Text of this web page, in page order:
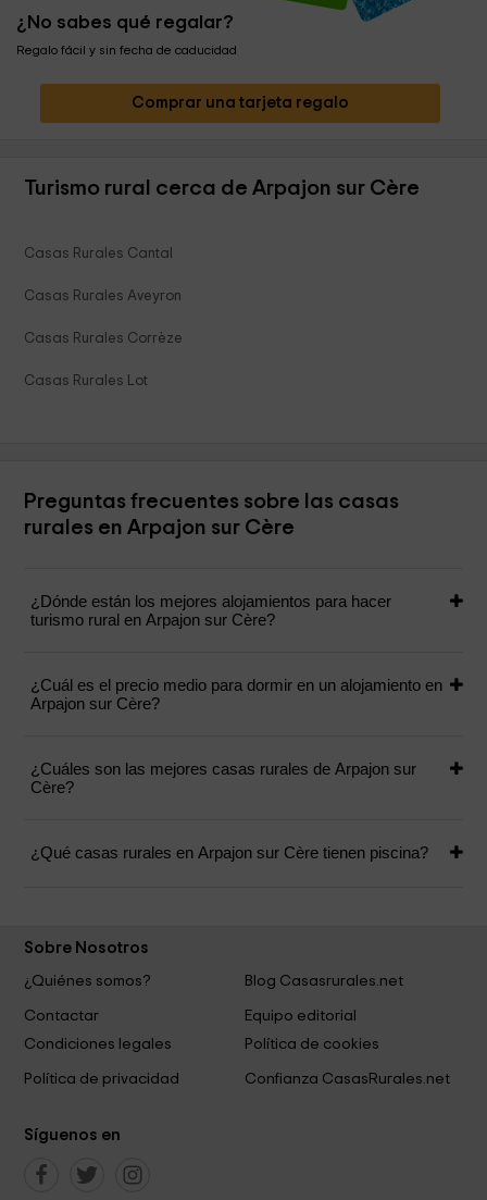
¿No sabes qué regalar?
Regalo fácil y sin fecha de caducidad
Comprar una tarjeta regalo
Turismo rural cerca de Arpajon sur Cère
Casas Rurales Cantal
Casas Rurales Aveyron
Casas Rurales Corrèze
Casas Rurales Lot
Preguntas frecuentes sobre las casas
rurales en Arpajon sur Cère
¿Dónde están los mejores alojamientos para hacer
turismo rural en Arpajon sur Cère?
¿Cuál es el precio medio para dormir en un alojamiento en
Arpajon sur Cère?
¿Cuáles son las mejores casas rurales de Arpajon sur
Cère?
¿Qué casas rurales en Arpajon sur Cère tienen piscina?
Sobre Nosotros
¿Quiénes somos?
Blog Casasrurales.net
Contactar
Equipo editorial
Condiciones legales
Política de cookies
Política de privacidad Confianza CasasRurales.net
Síguenos en